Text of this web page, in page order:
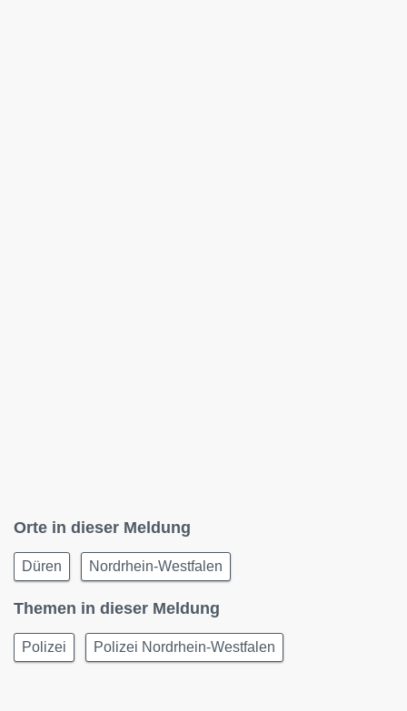
Orte in dieser Meldung
Düren Nordrhein-Westfalen
Themen in dieser Meldung
Polizei Polizei Nordrhein-Westfalen